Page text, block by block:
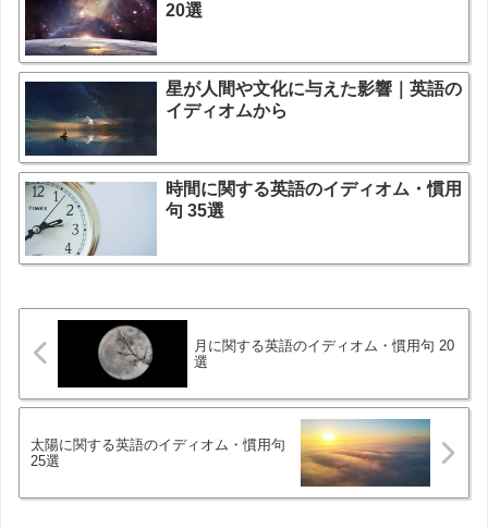
20選
星が人間や文化に与えた影響｜英語の
イディオムから
時間に関する英語のイディオム・慣用
句 35選
月に関する英語のイディオム・慣用句 20
選
太陽に関する英語のイディオム・慣用句
25選